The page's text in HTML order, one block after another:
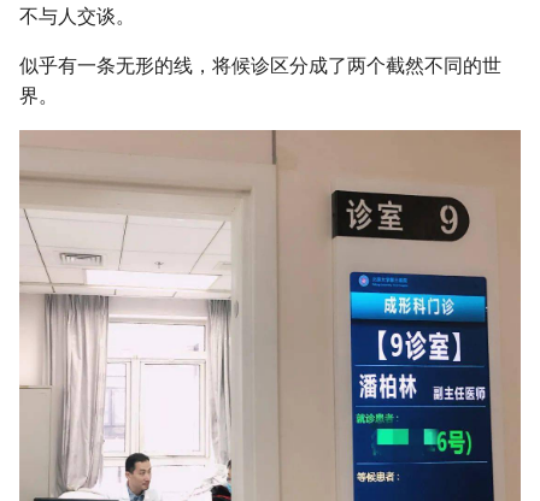
不与人交谈。
似乎有一条无形的线，将候诊区分成了两个截然不同的世
界。